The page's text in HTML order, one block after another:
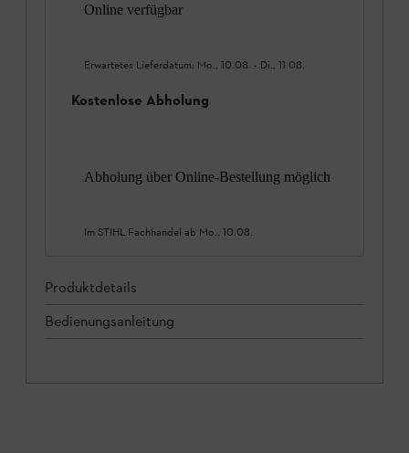
Online verfügbar
Erwartetes Lieferdatum: Mo., 10.08. - Di., 11.08.
Kostenlose Abholung
Abholung über Online-Bestellung möglich
Im STIHL Fachhandel ab Mo., 10.08.
Produktdetails
Bedienungsanleitung